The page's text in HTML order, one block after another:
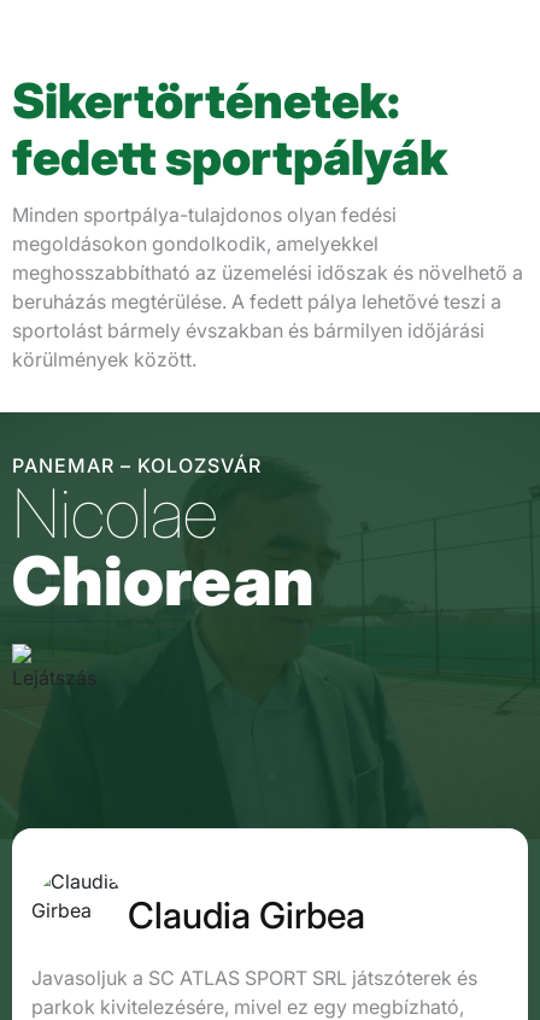
Sikertörténetek:
fedett sportpályák
Minden sportpálya-tulajdonos olyan fedési
megoldásokon gondolkodik, amelyekkel
meghosszabbítható az üzemelési időszak és növelhető a
beruházás megtérülése. A fedett pálya lehetővé teszi a
sportolást bármely évszakban és bármilyen időjárási
körülmények között.
PANEMAR – KOLOZSVÁR
Nicolae
Chiorean
Claudia Girbea
Javasoljuk a SC ATLAS SPORT SRL játszóterek és
parkok kivitelezésére, mivel ez egy megbízható,